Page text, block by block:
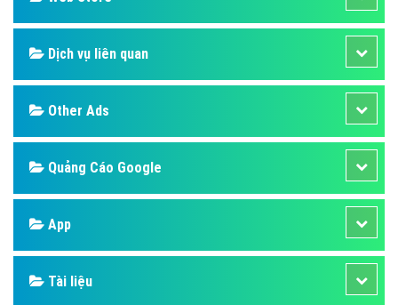
Dịch vụ liên quan
Other Ads
Quảng Cáo Google
App
Tài liệu